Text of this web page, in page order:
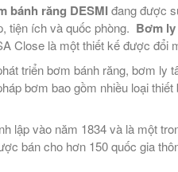
bánh răng DESMIđang được
tiện ích và quốc phòng. Bơm
Close là một thiết kế được đổi
triển bơm bánh răng, bơm ly
bơm bao gồm nhiều loại
lập vào năm 1834 và là một
bán cho hơn 150 quốc gia